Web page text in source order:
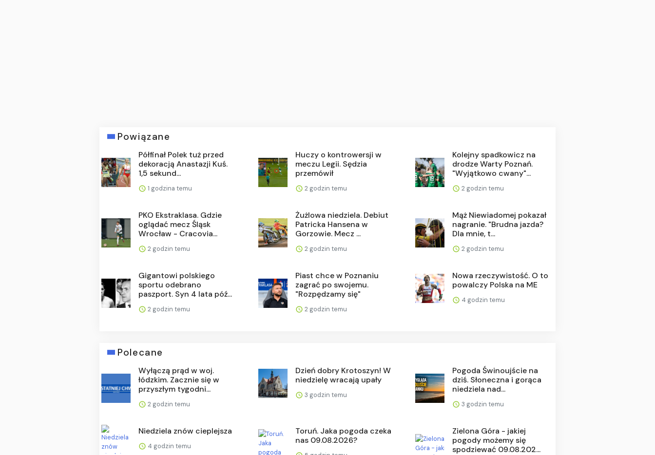
Powiązane
Półfinał Polek tuż przed
dekoracją Anastazji Kuś.
1,5 sekund...
1 godzina temu
Huczy o kontrowersji w
meczu Legii. Sędzia
przemówił
2 godzin temu
Kolejny spadkowicz na
drodze Warty Poznań.
"Wyjątkowo cwany"...
2 godzin temu
PKO Ekstraklasa. Gdzie
oglądać mecz Śląsk
Wrocław - Cracovia...
2 godzin temu
Żużlowa niedziela. Debiut
Patricka Hansena w
Gorzowie. Mecz ...
2 godzin temu
Mąż Niewiadomej pokazał
nagranie. "Brudna jazda?
Dla mnie, t...
2 godzin temu
Gigantowi polskiego
sportu odebrano
paszport. Syn 4 lata póź...
2 godzin temu
Piast chce w Poznaniu
zagrać po swojemu.
"Rozpędzamy się"
2 godzin temu
Nowa rzeczywistość. O to
powalczy Polska na ME
4 godzin temu
Polecane
Wyłączą prąd w woj.
łódzkim. Zacznie się w
przyszłym tygodni...
2 godzin temu
Dzień dobry Krotoszyn! W
niedzielę wracają upały
3 godzin temu
Pogoda Świnoujście na
dziś. Słoneczna i gorąca
niedziela nad...
3 godzin temu
Niedziela znów cieplejsza
4 godzin temu
Toruń. Jaka pogoda czeka
nas 09.08.2026?
Zielona Góra - jakiej
pogody możemy się
spodziewać 09.08.202...